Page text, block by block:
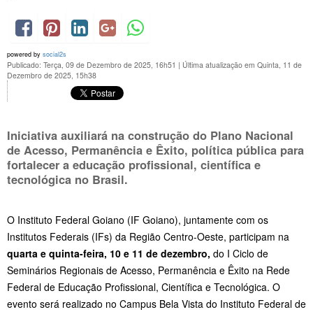
powered by social2s
Publicado: Terça, 09 de Dezembro de 2025, 16h51 | Última atualização em Quinta, 11 de
Dezembro de 2025, 15h38
Iniciativa auxiliará na construção do Plano Nacional
de Acesso, Permanência e Êxito, política pública para
fortalecer a educação profissional, científica e
tecnológica no Brasil.
O Instituto Federal Goiano (IF Goiano), juntamente com os
Institutos Federais (IFs) da Região Centro-Oeste, participam na
quarta e quinta-feira, 10 e 11 de dezembro, do I Ciclo de
Seminários Regionais de Acesso, Permanência e Êxito na Rede
Federal de Educação Profissional, Científica e Tecnológica. O
evento será realizado no Campus Bela Vista do Instituto Federal de